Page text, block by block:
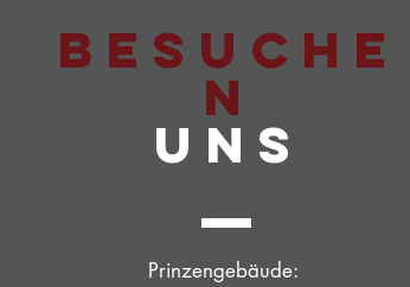
BESUCHE
N
UNS
Prinzengebäude: